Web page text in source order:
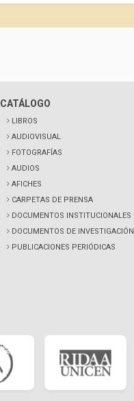
CATÁLOGO
LIBROS
AUDIOVISUAL
FOTOGRAFÍAS
AUDIOS
AFICHES
CARPETAS DE PRENSA
DOCUMENTOS INSTITUCIONALES
DOCUMENTOS DE INVESTIGACIÓN
PUBLICACIONES PERIÓDICAS